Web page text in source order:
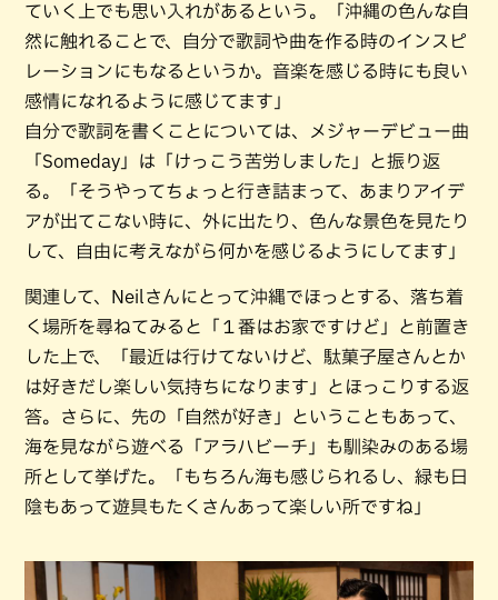
ていく上でも思い入れがあるという。「沖縄の色んな自
然に触れることで、自分で歌詞や曲を作る時のインスピ
レーションにもなるというか。音楽を感じる時にも良い
感情になれるように感じてます」
自分で歌詞を書くことについては、メジャーデビュー曲
「Someday」は「けっこう苦労しました」と振り返
る。「そうやってちょっと行き詰まって、あまりアイデ
アが出てこない時に、外に出たり、色んな景色を見たり
して、自由に考えながら何かを感じるようにしてます」
関連して、Neilさんにとって沖縄でほっとする、落ち着
く場所を尋ねてみると「１番はお家ですけど」と前置き
した上で、「最近は行けてないけど、駄菓子屋さんとか
は好きだし楽しい気持ちになります」とほっこりする返
答。さらに、先の「自然が好き」ということもあって、
海を見ながら遊べる「アラハビーチ」も馴染みのある場
所として挙げた。「もちろん海も感じられるし、緑も日
陰もあって遊具もたくさんあって楽しい所ですね」